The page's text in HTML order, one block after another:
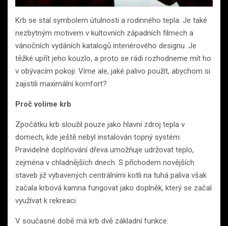
Krb se stal symbolem útulnosti a rodinného tepla. Je také
nezbytným motivem v kultovních západních filmech a
vánočních vydáních katalogů interiérového designu. Je
těžké upřít jeho kouzlo, a proto se rádi rozhodneme mít ho
v obývacím pokoji. Víme ale, jaké palivo použít, abychom si
zajistili maximální komfort?
Proč volíme krb
Zpočátku krb sloužil pouze jako hlavní zdroj tepla v
domech, kde ještě nebyl instalován topný systém.
Pravidelné doplňování dřeva umožňuje udržovat teplo,
zejména v chladnějších dnech. S příchodem novějších
staveb již vybavených centrálními kotli na tuhá paliva však
začala krbová kamna fungovat jako doplněk, který se začal
využívat k rekreaci.
V současné době má krb dvě základní funkce: